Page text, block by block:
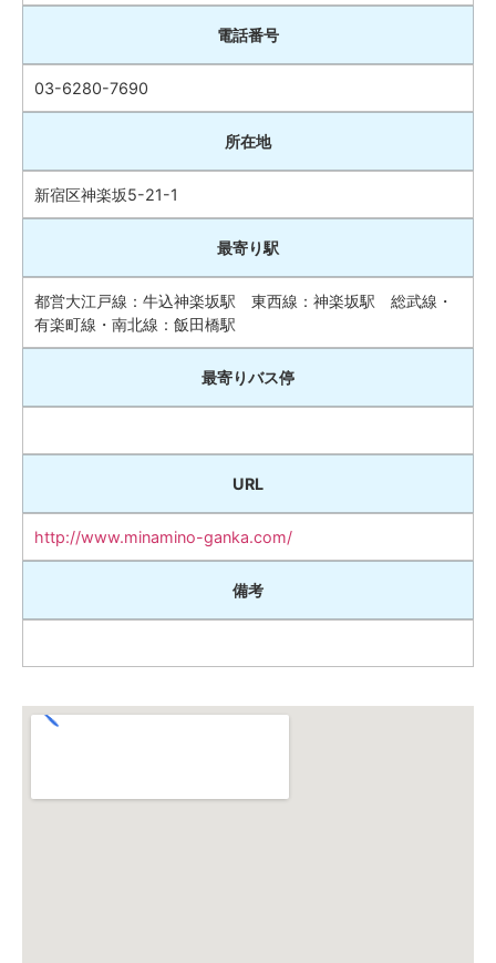
電話番号
03-6280-7690
所在地
新宿区神楽坂5-21-1
最寄り駅
都営大江戸線：牛込神楽坂駅 東西線：神楽坂駅 総武線・
有楽町線・南北線：飯田橋駅
最寄りバス停
URL
http://www.minamino-ganka.com/
備考